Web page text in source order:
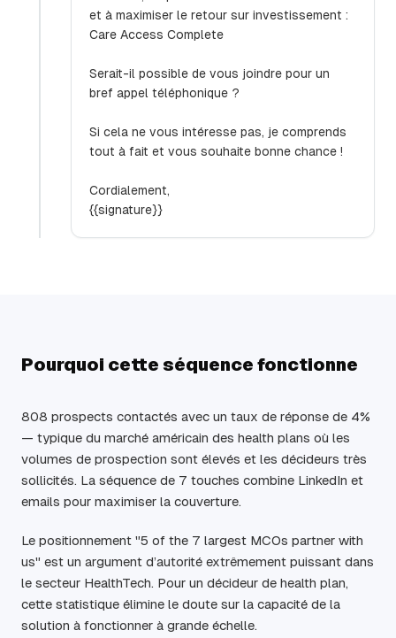
et à maximiser le retour sur investissement :
Care Access Complete
Serait-il possible de vous joindre pour un
bref appel téléphonique ?
Si cela ne vous intéresse pas, je comprends
tout à fait et vous souhaite bonne chance !
Cordialement,
{{signature}}
Pourquoi cette séquence fonctionne
808 prospects contactés avec un taux de réponse de 4%
— typique du marché américain des health plans où les
volumes de prospection sont élevés et les décideurs très
sollicités. La séquence de 7 touches combine LinkedIn et
emails pour maximiser la couverture.
Le positionnement "5 of the 7 largest MCOs partner with
us" est un argument d’autorité extrêmement puissant dans
le secteur HealthTech. Pour un décideur de health plan,
cette statistique élimine le doute sur la capacité de la
solution à fonctionner à grande échelle.